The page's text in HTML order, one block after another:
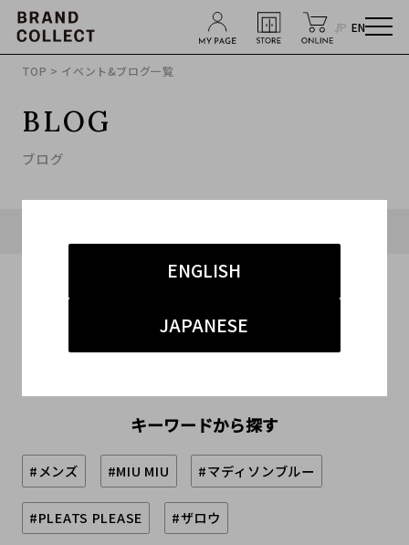
JP EN
ENGLISH
JAPANESE
TOP > イベント&ブログ一覧
BLOG
ブログ
キーワードから探す
#メンズ #MIU MIU #マディソンブルー
#PLEATS PLEASE #ザロウ